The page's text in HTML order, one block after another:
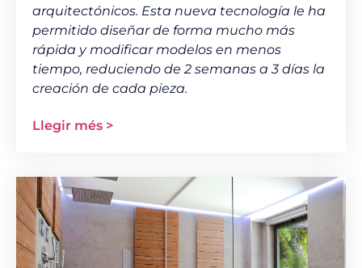
arquitectónicos. Esta nueva tecnología le ha
permitido diseñar de forma mucho más
rápida y modificar modelos en menos
tiempo, reduciendo de 2 semanas a 3 días la
creación de cada pieza.
Llegir més >